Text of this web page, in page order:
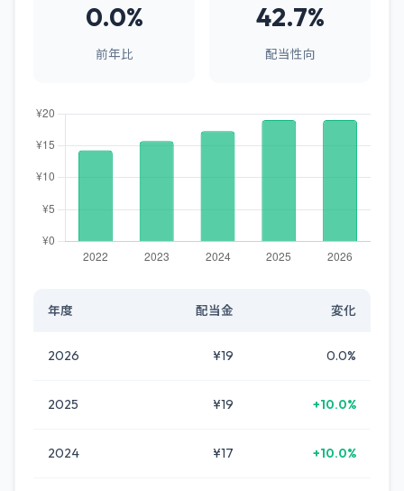
0.0%
前年比
42.7%
配当性向
年度 配当金 変化
2026 ¥19 0.0%
2025 ¥19 +10.0%
2024 ¥17 +10.0%